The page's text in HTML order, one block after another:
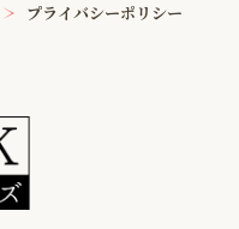
プライバシーポリシー